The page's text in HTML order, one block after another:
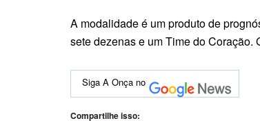
A modalidade é um produto de
sete dezenas e um Time do Coração.
Siga A Onça no
Compartilhe isso: